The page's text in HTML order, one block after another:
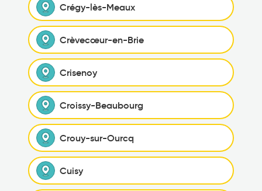
Crégy-lès-Meaux
Crèvecœur-en-Brie
Crisenoy
Croissy-Beaubourg
Crouy-sur-Ourcq
Cuisy